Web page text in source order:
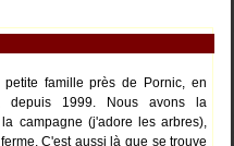
famille près de Pornic, en
depuis 1999. Nous avons la
campagne (j'adore les arbres),
C'est aussi là que se trouve